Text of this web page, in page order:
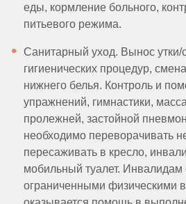
еды, кормление больного,
питьевого режима.
Санитарный уход. Вынос утки/
гигиенических процедур,
нижнего белья. Контроль и
упражнений, гимнастики,
пролежней, застойной
необходимо переворачивать
пересаживать в кресло,
мобильный туалет. Инвалидам
ограниченными физическими